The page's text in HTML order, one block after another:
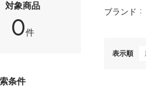
対象商品
0件
条件
ブランド
表示順